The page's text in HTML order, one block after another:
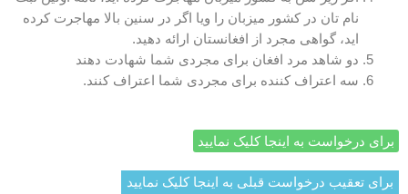
نام تان در کشور میزبان را ویا اگر در سنین بالا مهاجرت کرده
اید، گواهی مجرد از افغانستان ارائه دهید.
دو شاهد مرد افغان برای مجردی شما شهادت دهند
سه اعتراف کننده برای مجردی شما اعتراف کنند.
برای درخواست به اینجا کلیک نمایید
برای تعقیب درخواست قبلی به اینجا کلیک نمایید